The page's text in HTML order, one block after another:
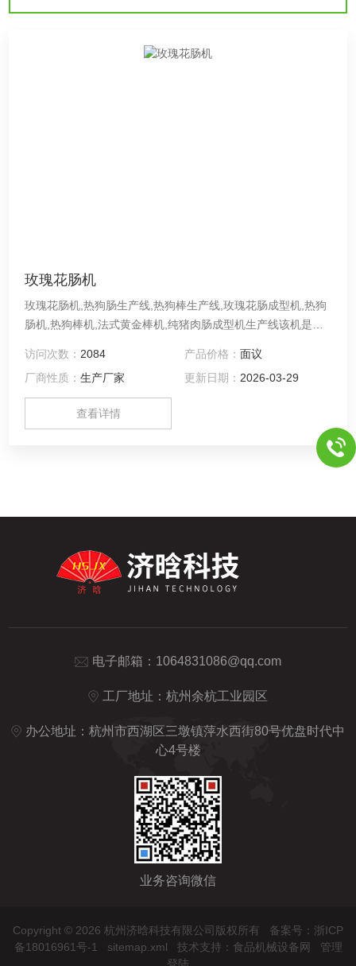
玫瑰花肠机
玫瑰花肠机,热狗肠生产线,热狗棒生产线,玫瑰花肠成型机,热狗
肠机,热狗棒机,法式黄金棒机,纯猪肉肠成型机生产线该机是红
耗能省、结构简单、密封性好、性能稳定、操作简易等优点。
生产能力：500kg/次 蒸汽压力：0.3-0.4mpa 功率：1.5kw
访问次数： 2084 产品价格： 面议
厂商性质：生产厂家 更新日期： 2026-03-29
查看详情
电子邮箱： 1064831086@qq.com
工厂地址：杭州余杭工业园区
办公地址：杭州市西湖区三墩镇萍水西街80号优盘时代中
心4号楼
业务咨询微信
Copyright © 2026 杭州济晗科技有限公司版权所有 备案号：浙ICP
备18016961号-1
sitemap.xml 技术支持： 食品机械设备网
管理
登陆